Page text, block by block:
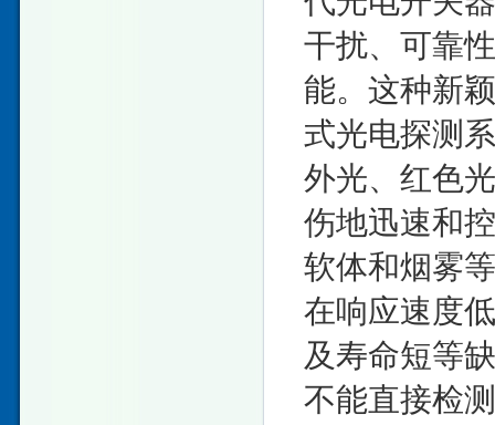
干扰、可靠
能。这种新
式光电探测
外光、红色
伤地迅速和
软体和烟雾
在响应速度
及寿命短等
不能直接检